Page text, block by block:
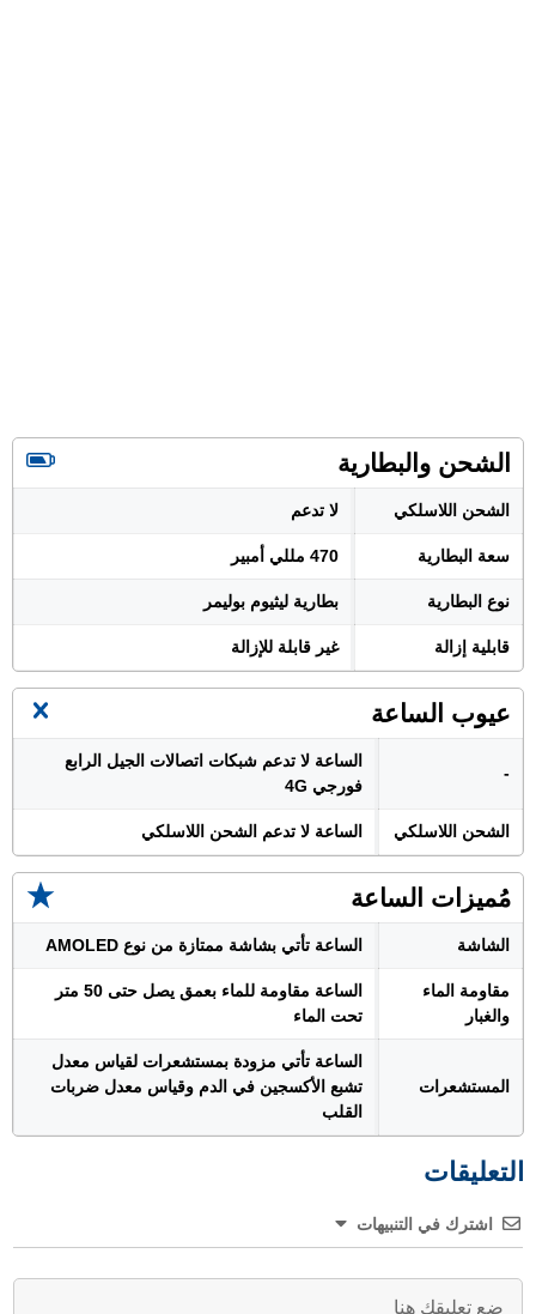
الشحن والبطارية
الشحن اللاسلكي لا تدعم
سعة البطارية 470 مللي أمبير
نوع البطارية بطارية ليثيوم بوليمر
قابلية إزالة غير قابلة للإزالة
عيوب الساعة
-
الساعة لا تدعم شبكات اتصالات الجيل الرابع
فورجي 4G
الشحن اللاسلكي الساعة لا تدعم الشحن اللاسلكي
مُميزات الساعة
الشاشة الساعة تأتي بشاشة ممتازة من نوع AMOLED
مقاومة الماء
والغبار
الساعة مقاومة للماء بعمق يصل حتى 50 متر
تحت الماء
المستشعرات
الساعة تأتي مزودة بمستشعرات لقياس معدل
تشبع الأكسجين في الدم وقياس معدل ضربات
القلب
التعليقات
اشترك في التنبيهات